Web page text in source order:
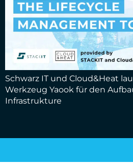
Schwarz IT und Cloud&Heat
Werkzeug Yaook für den
Infrastrukture